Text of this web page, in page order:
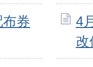
券
4